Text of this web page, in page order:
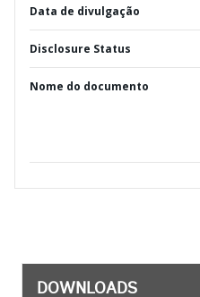
Data de divulgação
Disclosure Status
Nome do documento
DOWNLOADS